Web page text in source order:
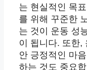
는 현실적인 목
를 위해 꾸준한
는 것이 운동 성
이 됩니다. 또한,
안 긍정적인 마
하는 것도 중요